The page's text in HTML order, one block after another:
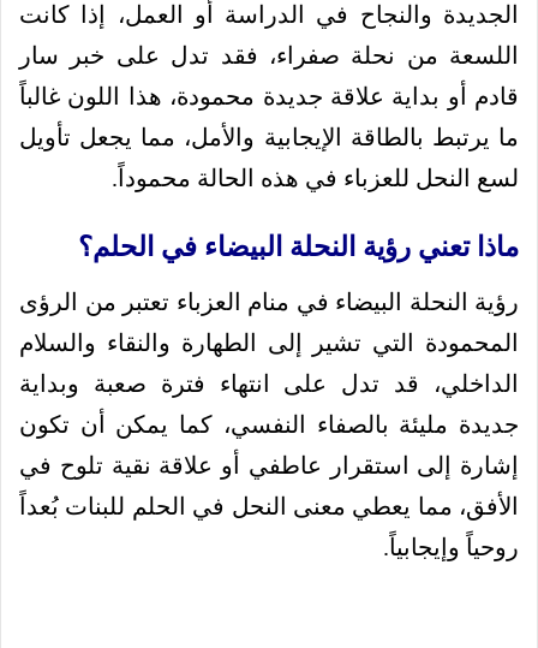
الجديدة والنجاح في الدراسة أو العمل، إذا كانت
اللسعة من نحلة صفراء، فقد تدل على خبر سار
قادم أو بداية علاقة جديدة محمودة، هذا اللون غالباً
ما يرتبط بالطاقة الإيجابية والأمل، مما يجعل تأويل
لسع النحل للعزباء في هذه الحالة محموداً.
ماذا تعني رؤية النحلة البيضاء في الحلم؟
رؤية النحلة البيضاء في منام العزباء تعتبر من الرؤى
المحمودة التي تشير إلى الطهارة والنقاء والسلام
الداخلي، قد تدل على انتهاء فترة صعبة وبداية
جديدة مليئة بالصفاء النفسي، كما يمكن أن تكون
إشارة إلى استقرار عاطفي أو علاقة نقية تلوح في
الأفق، مما يعطي معنى النحل في الحلم للبنات بُعداً
روحياً وإيجابياً.